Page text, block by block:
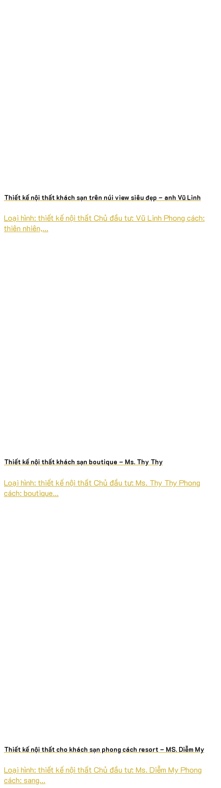
Thiết kế nội thất khách sạn trên núi view siêu đẹp – anh Vũ Linh
Loại hình: thiết kế nội thất Chủ đầu tư: Vũ Linh Phong cách:
thiên nhiên,...
Thiết kế nội thất khách sạn boutique – Ms. Thy Thy
Loại hình: thiết kế nội thất Chủ đầu tư: Ms. Thy Thy Phong
cách: boutique...
Thiết kế nội thất cho khách sạn phong cách resort – MS. Diễm My
Loại hình: thiết kế nội thất Chủ đầu tư: Ms. Diễm My Phong
cách: sang...